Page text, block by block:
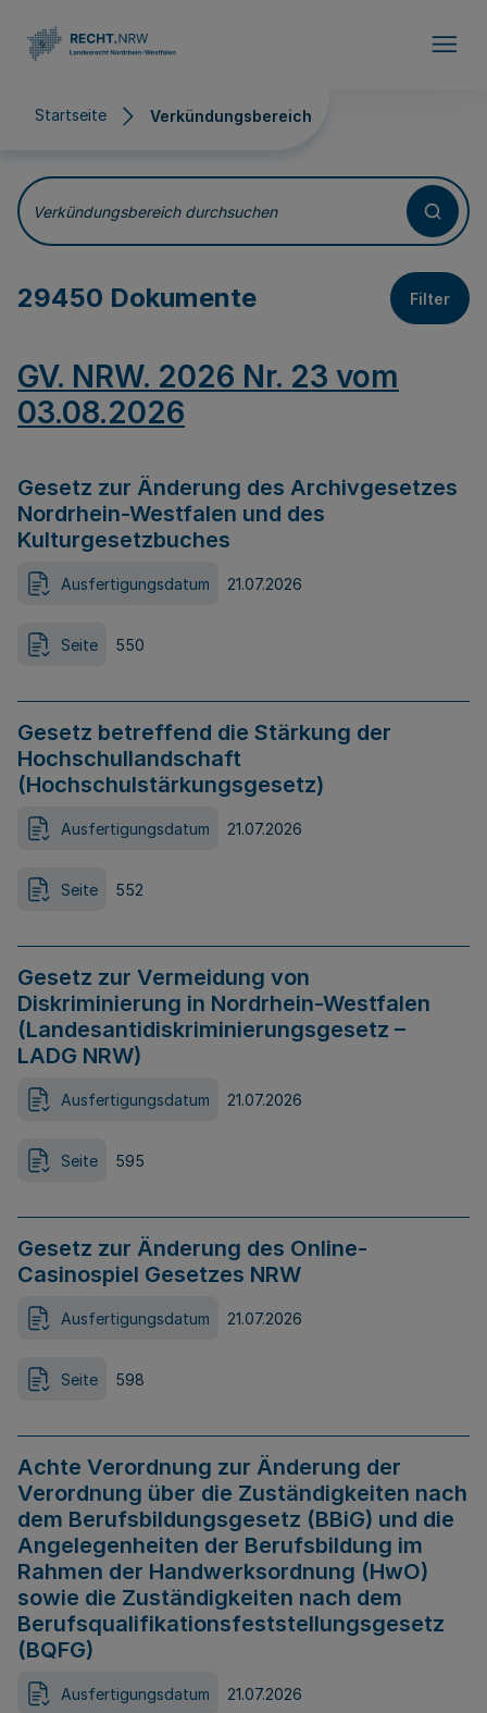
Startseite Verkündungsbereich
Verkündungsbereich
Verkündungsbereich durchsuchen
29450 Dokumente Filter
GV. NRW. 2026 Nr. 23 vom
03.08.2026
Gesetz zur Änderung des Archivgesetzes
Nordrhein-Westfalen und des
Kulturgesetzbuches
Ausfertigungsdatum 21.07.2026
Seite 550
Gesetz betreffend die Stärkung der
Hochschullandschaft
(Hochschulstärkungsgesetz)
Ausfertigungsdatum 21.07.2026
Seite 552
Gesetz zur Vermeidung von
Diskriminierung in Nordrhein-Westfalen
(Landesantidiskriminierungsgesetz –
LADG NRW)
Ausfertigungsdatum 21.07.2026
Seite 595
Gesetz zur Änderung des Online-
Casinospiel Gesetzes NRW
Ausfertigungsdatum 21.07.2026
Seite 598
Achte Verordnung zur Änderung der
Verordnung über die Zuständigkeiten nach
dem Berufsbildungsgesetz (BBiG) und die
Angelegenheiten der Berufsbildung im
Rahmen der Handwerksordnung (HwO)
sowie die Zuständigkeiten nach dem
Berufsqualifikationsfeststellungsgesetz
(BQFG)
Ausfertigungsdatum 21.07.2026